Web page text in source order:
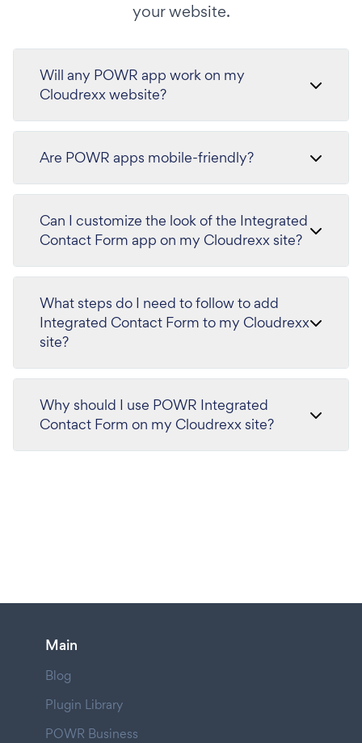
your website.
Will any POWR app work on my
Cloudrexx website?
Are POWR apps mobile-friendly?
Can I customize the look of the Integrated
Contact Form app on my Cloudrexx site?
What steps do I need to follow to add
Integrated Contact Form to my Cloudrexx
site?
Why should I use POWR Integrated
Contact Form on my Cloudrexx site?
Main
Blog
Plugin Library
POWR Business